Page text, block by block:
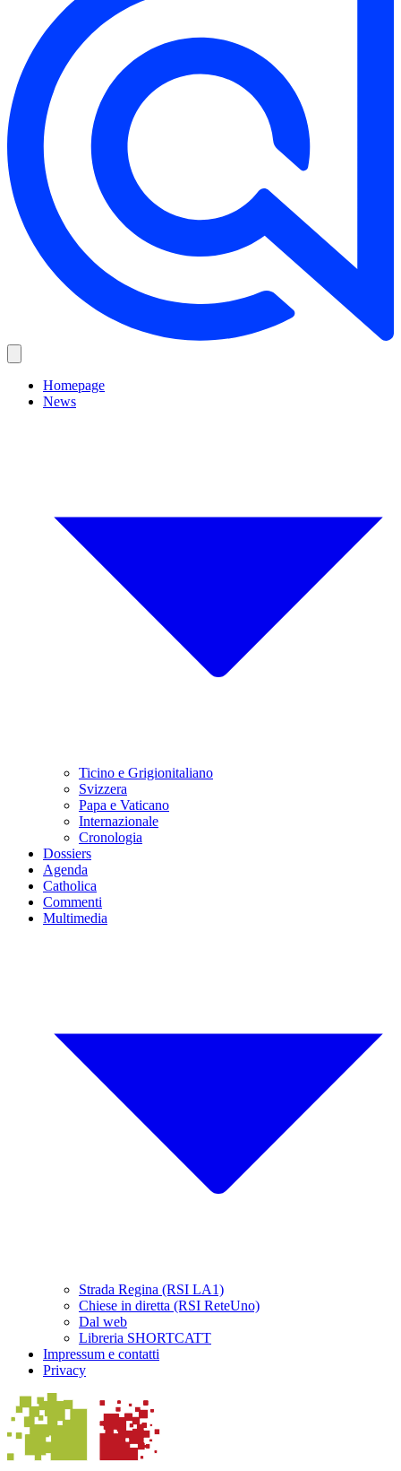
Homepage
News
Ticino e Grigionitaliano
Svizzera
Papa e Vaticano
Internazionale
Cronologia
Dossiers
Agenda
Catholica
Commenti
Multimedia
Strada Regina (RSI LA1)
Chiese in diretta (RSI ReteUno)
Dal web
Libreria SHORTCATT
Impressum e contatti
Privacy